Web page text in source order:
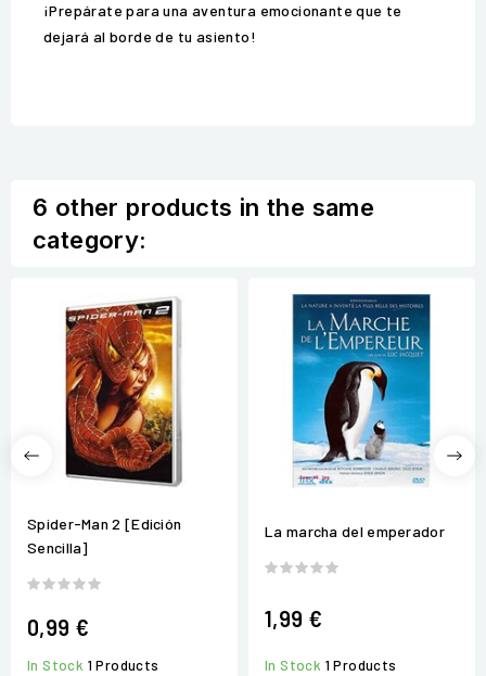
¡Prepárate para una aventura emocionante que te
dejará al borde de tu asiento!
6 other products in the same
category:
Spider-Man 2 [Edición
Sencilla]
0,99 €
In Stock 1 Products
La marcha del emperador
1,99 €
In Stock 1 Products